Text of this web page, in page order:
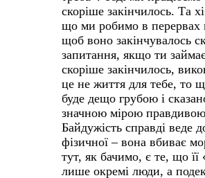
скоріше закінчилось. Та
що ми робимо в перервах
щоб воно закінчувалось
запитання, якщо ти
скоріше закінчилось,
це не життя для тебе, то
буде дещо грубою і
значною мірою
Байдужість справді веде
фізичної – вона вбиває
тут, як бачимо, є те, що
лише окремі люди, а